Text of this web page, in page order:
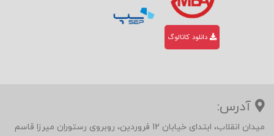
دانلود کاتالوگ
آدرس:
میدان انقلاب، ابتدای خیابان 12 فروردین، روبروی رستوران میرزا قاسم